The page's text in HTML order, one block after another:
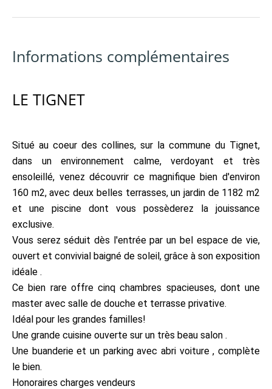
Informations complémentaires
LE TIGNET
Situé au coeur des collines, sur la commune du Tignet,
dans un environnement calme, verdoyant et très
ensoleillé, venez découvrir ce magnifique bien d'environ
160 m2, avec deux belles terrasses, un jardin de 1182 m2
et une piscine dont vous possèderez la jouissance
exclusive.
Vous serez séduit dès l'entrée par un bel espace de vie,
ouvert et convivial baigné de soleil, grâce à son exposition
idéale .
Ce bien rare offre cinq chambres spacieuses, dont une
master avec salle de douche et terrasse privative.
Idéal pour les grandes familles!
Une grande cuisine ouverte sur un très beau salon .
Une buanderie et un parking avec abri voiture , complète
le bien.
Honoraires charges vendeurs